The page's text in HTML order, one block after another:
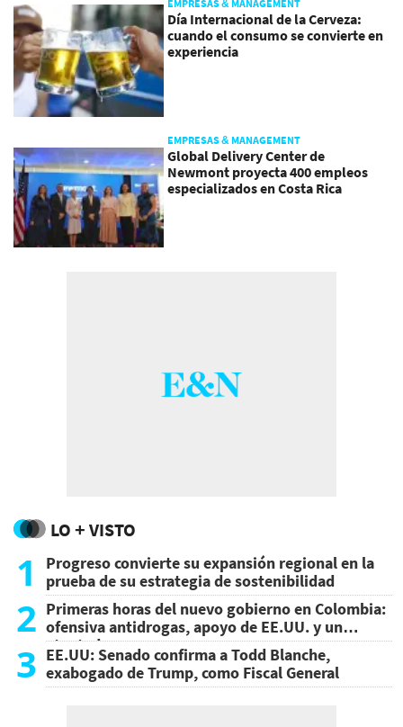
EMPRESAS & MANAGEMENT
Día Internacional de la Cerveza:
cuando el consumo se convierte en
experiencia
EMPRESAS & MANAGEMENT
Global Delivery Center de
Newmont proyecta 400 empleos
especializados en Costa Rica
LO + VISTO
1
Progreso convierte su expansión regional en la
prueba de su estrategia de sostenibilidad
2 Primeras horas del nuevo gobierno en Colombia:
ofensiva antidrogas, apoyo de EE.UU. y un
atentado
3 EE.UU: Senado confirma a Todd Blanche,
exabogado de Trump, como Fiscal General